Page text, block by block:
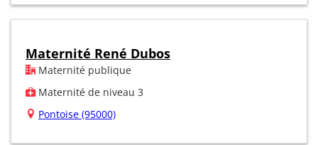
Maternité René Dubos
Maternité publique
Maternité de niveau 3
Pontoise (95000)